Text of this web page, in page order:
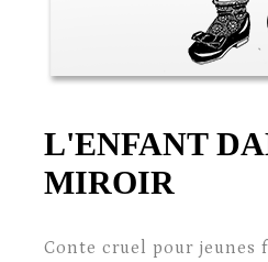
L'ENFANT
MIROIR
Conte cruel pour jeunes